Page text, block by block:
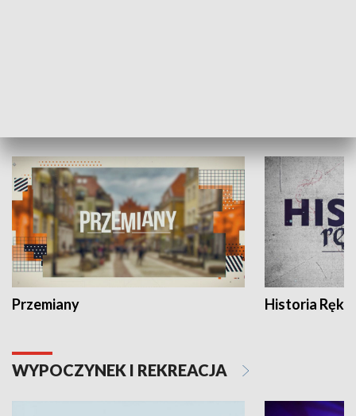
Przemiany Historia Ręką
WYPOCZYNEK I REKREACJA